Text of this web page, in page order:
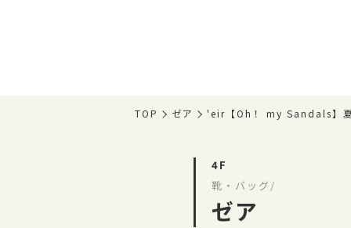
TOP ゼア 'eir【Oh！ my Sandals】
4F
靴・バッグ/
ゼア